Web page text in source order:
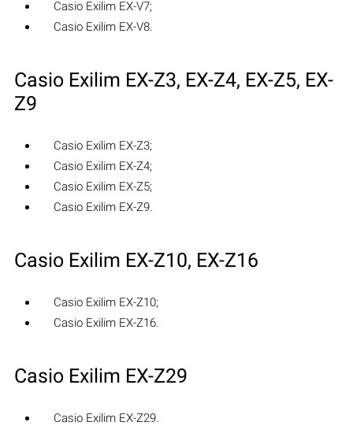
Casio Exilim EX-V7;
Casio Exilim EX-V8.
Casio Exilim EX-Z3, EX-Z4, EX-Z5, EX-
Z9
Casio Exilim EX-Z3;
Casio Exilim EX-Z4;
Casio Exilim EX-Z5;
Casio Exilim EX-Z9.
Casio Exilim EX-Z10, EX-Z16
Casio Exilim EX-Z10;
Casio Exilim EX-Z16.
Casio Exilim EX-Z29
Casio Exilim EX-Z29.